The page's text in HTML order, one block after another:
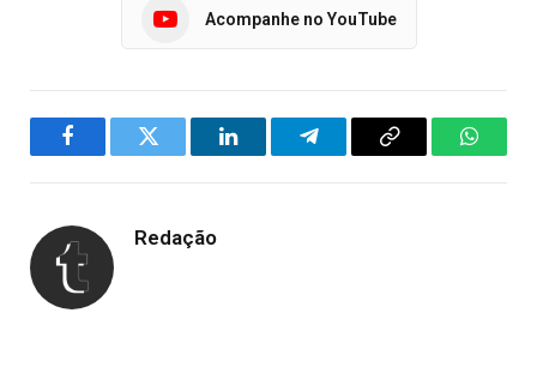
Acompanhe no YouTube
FacebookTwitter LinkedInTelegramCopy
Redação